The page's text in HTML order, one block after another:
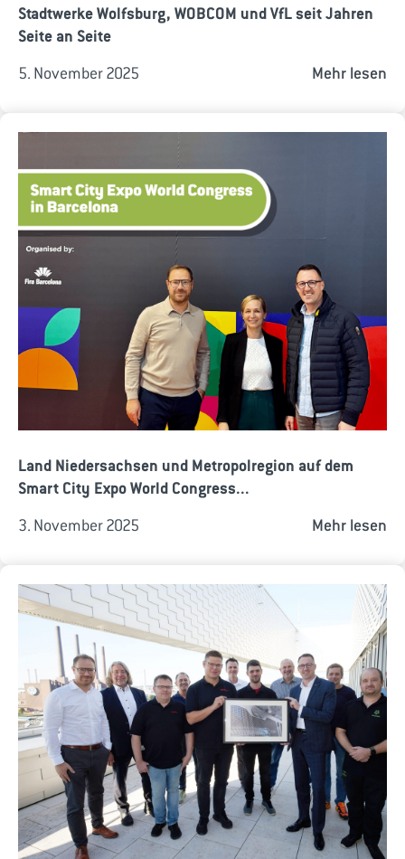
Stadtwerke Wolfsburg, WOBCOM und VfL seit Jahren
Seite an Seite
5. November 2025 Mehr lesen
Land Niedersachsen und Metropolregion auf dem
Smart City Expo World Congress...
3. November 2025 Mehr lesen